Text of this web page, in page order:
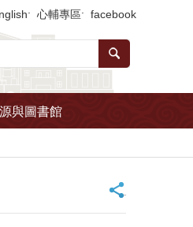
心輔專區 facebook
與圖書館
_